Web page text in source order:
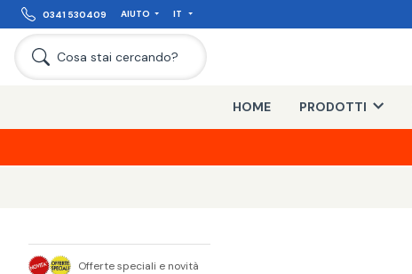
0341 530409 AIUTO IT
Cosa stai cercando?
HOME PRODOTTI
Offerte speciali e novità